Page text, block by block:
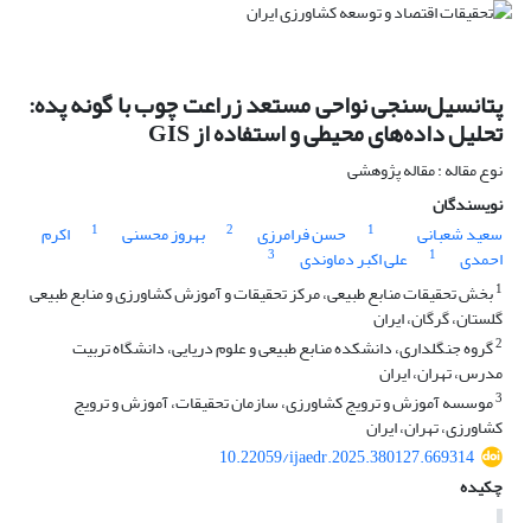
پتانسیل‌سنجی نواحی مستعد زراعت چوب با گونه پده:
تحلیل داده‌های محیطی و استفاده از GIS
نوع مقاله : مقاله پژوهشی
نویسندگان
سعید شعبانی
1 حسن فرامرزی 2 بهروز محسنی 1 اکرم
احمدی 1 علی اکبر دماوندی
3
1بخش تحقیقات منابع طبیعی، مرکز تحقیقات و آموزش کشاورزی و منابع طبیعی
گلستان، گرگان، ایران
2گروه جنگلداری، دانشکده منابع طبیعی و علوم دریایی، دانشگاه تربیت
مدرس، تهران، ایران
3موسسه آموزش و ترویج کشاورزی، سازمان تحقیقات، آموزش و ترویج
کشاورزی، تهران، ایران
10.22059/ijaedr.2025.380127.669314
چکیده